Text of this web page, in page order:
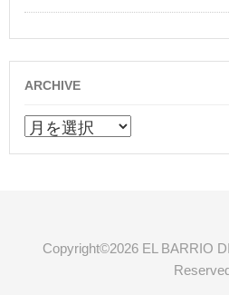
ARCHIVE
ARCHIVE
Copyright©2026 EL BARRIO